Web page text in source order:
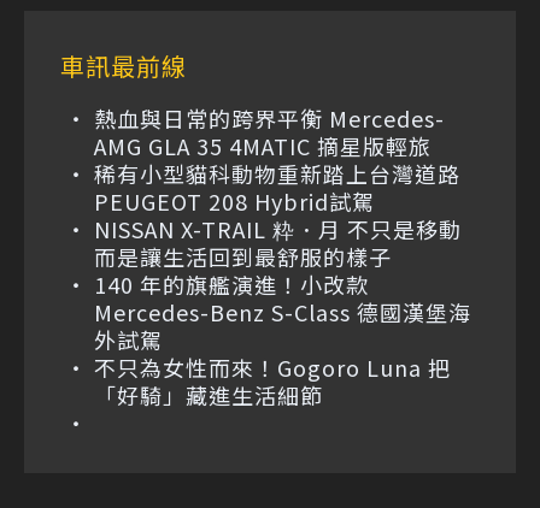
車訊最前線
熱血與日常的跨界平衡 Mercedes-
AMG GLA 35 4MATIC 摘星版輕旅
稀有小型貓科動物重新踏上台灣道路
PEUGEOT 208 Hybrid試駕
NISSAN X-TRAIL 粋．月 不只是移動
而是讓生活回到最舒服的樣子
140 年的旗艦演進！小改款
Mercedes-Benz S-Class 德國漢堡海
外試駕
不只為女性而來！Gogoro Luna 把
「好騎」藏進生活細節